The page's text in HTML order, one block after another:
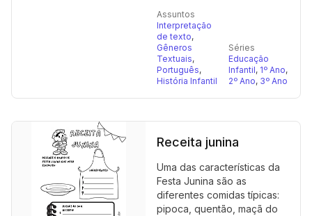
Assuntos
Interpretação
de texto,
Gêneros
Textuais,
Português,
História Infantil
Séries
Educação
Infantil, 1º Ano,
2º Ano, 3º Ano
Receita junina
Uma das características da
Festa Junina são as
diferentes comidas típicas:
pipoca, quentão, maçã do